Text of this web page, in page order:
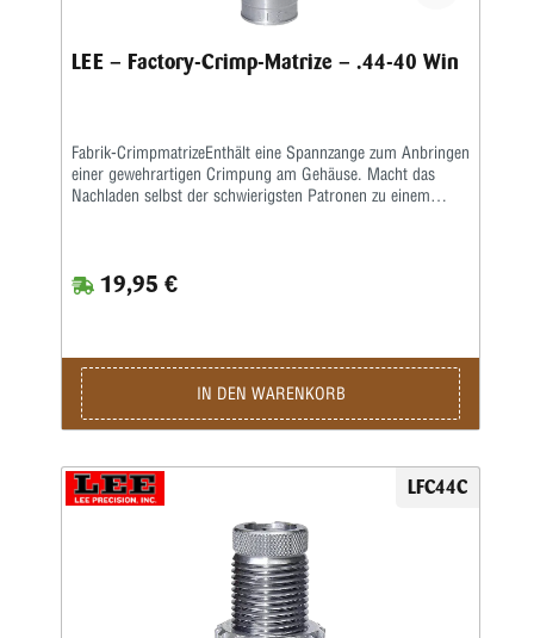
LEE – Factory-Crimp-Matrize – .44-40 Win
Fabrik-CrimpmatrizeEnthält eine Spannzange zum Anbringen
einer gewehrartigen Crimpung am Gehäuse. Macht das
Nachladen selbst der schwierigsten Patronen zu einem
auf ein höheres Niveau aufgebaut werden muss, bevor sich
das Geschoss zu bewegen beginnt. Dieser höhere
Matrize besteht nicht aus Hartmetall.
19,95 €
IN DEN WARENKORB
LFC44C